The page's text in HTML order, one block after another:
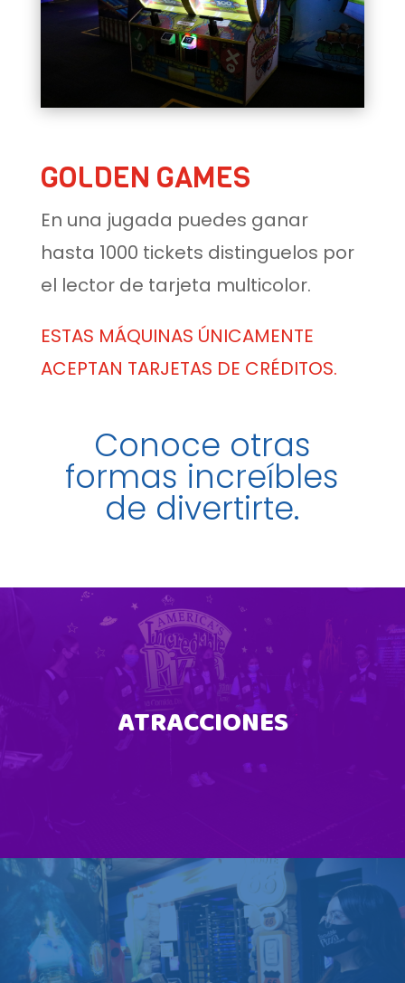
GOLDEN GAMES
En una jugada puedes ganar
hasta 1000 tickets distinguelos por
el lector de tarjeta multicolor.
ESTAS MÁQUINAS ÚNICAMENTE
ACEPTAN TARJETAS DE CRÉDITOS.
Conoce otras
formas increíbles
de divertirte.
ATRACCIONES